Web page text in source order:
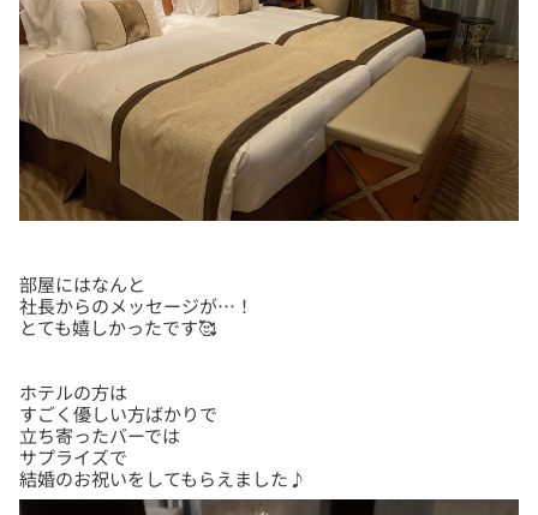
部屋にはなんと
社長からのメッセージが…！
ホテルの方は
すごく優しい方ばかりで
立ち寄ったバーでは
サプライズで